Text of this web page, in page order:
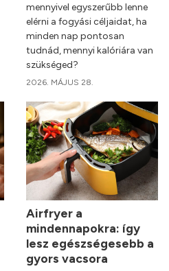
mennyivel egyszerűbb lenne
elérni a fogyási céljaidat, ha
minden nap pontosan
tudnád, mennyi kalóriára van
szükséged?
2026. MÁJUS 28.
Airfryer a
mindennapokra: így
lesz egészségesebb a
gyors vacsora